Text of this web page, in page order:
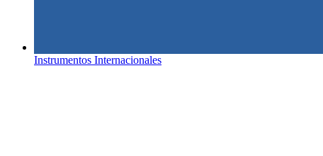
Instrumentos Internacionales